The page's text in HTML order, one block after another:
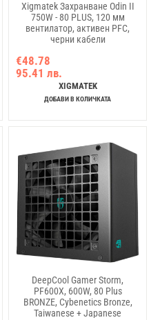
Xigmatek Захранване Odin II
750W - 80 PLUS, 120 мм
вентилатор, активен PFC,
черни кабели
€48.78
95.41 лв.
XIGMATEK
ДОБАВИ В КОЛИЧКАТА
DeepCool Gamer Storm,
PF600X, 600W, 80 Plus
BRONZE, Cybenetics Bronze,
Taiwanese + Japanese